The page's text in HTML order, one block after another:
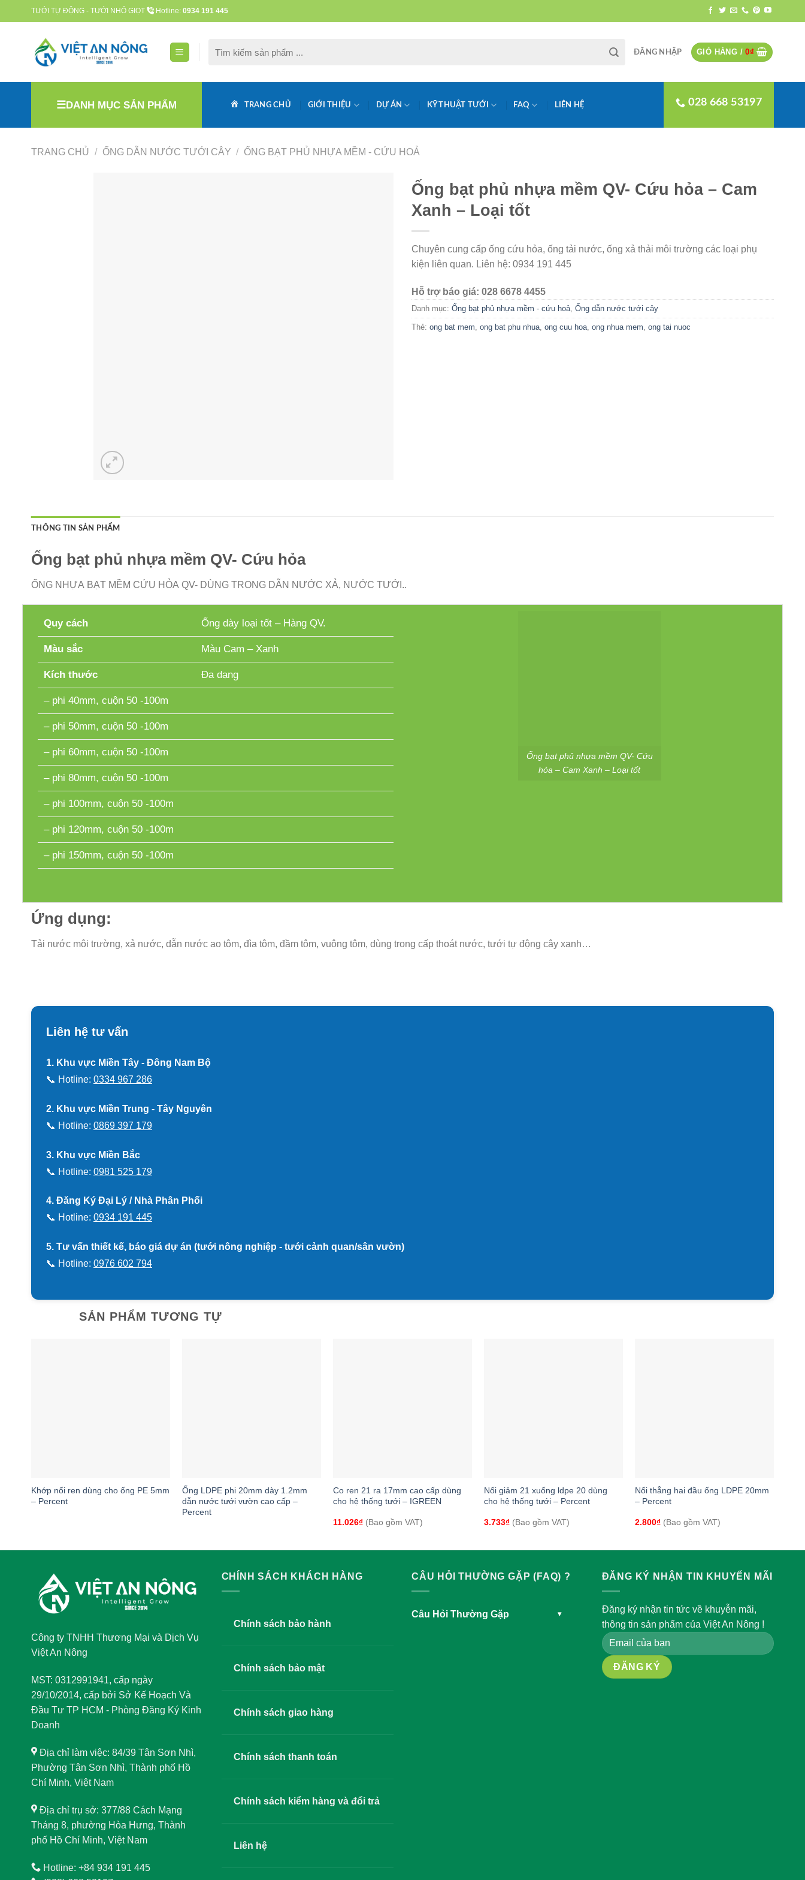
to
TƯỚI TỰ ĐỘNG - TƯỚI NHỎ GIỌT Hotline: 0934 191 445
kiếm:
ĐĂNG NHẬP GIỎ HÀNG /0₫
DANH MỤC SẢN PHẨM TRANG CHỦ GIỚI THIỆU DỰ ÁN KỸ THUẬT TƯỚI FAQ LIÊN HỆ 028 668 53197
TRANG CHỦ / ỐNG DẪN NƯỚC TƯỚI CÂY / ỐNG BẠT PHỦ NHỰA MỀM - CỨU HOẢ
Ống bạt phủ nhựa mềm QV- Cứu hỏa – Cam
Xanh – Loại tốt
Chuyên cung cấp ống cứu hỏa, ống tải nước, ống xả thải môi trường các loại phụ
kiện liên quan. Liên hệ: 0934 191 445
Hỗ trợ báo giá: 028 6678 4455
Danh mục: Ống bạt phủ nhựa mềm - cứu hoả Ống dẫn nước tưới cây
Thẻ: ong bat mem ong bat phu nhua ong cuu hoa ong nhua mem ong tai nuoc
THÔNG TIN SẢN PHẨM
Ống bạt phủ nhựa mềm QV- Cứu hỏa
ỐNG NHỰA BẠT MỀM CỨU HỎA QV- DÙNG TRONG DẪN NƯỚC XẢ, NƯỚC TƯỚI..
Quy cách Ống dày loại tốt – Hàng QV.
Màu sắc Màu Cam – Xanh
Kích thước Đa dạng
– phi 40mm, cuộn 50 -100m
– phi 50mm, cuộn 50 -100m
– phi 60mm, cuộn 50 -100m
– phi 80mm, cuộn 50 -100m
– phi 100mm, cuộn 50 -100m
– phi 120mm, cuộn 50 -100m
– phi 150mm, cuộn 50 -100m
Ống bạt phủ nhựa mềm QV- Cứu
hỏa – Cam Xanh – Loại tốt
Ứng dụng:
Tải nước môi trường, xả nước, dẫn nước ao tôm, đìa tôm, đầm tôm, vuông tôm, dùng trong cấp thoát nước, tưới tự động cây xanh…
Liên hệ tư vấn
1. Khu vực Miền Tây - Đông Nam Bộ
📞 Hotline: 0334 967 286
2. Khu vực Miền Trung - Tây Nguyên
📞 Hotline: 0869 397 179
3. Khu vực Miền Bắc
📞 Hotline: 0981 525 179
4. Đăng Ký Đại Lý / Nhà Phân Phối
📞 Hotline: 0934 191 445
5. Tư vấn thiết kế, báo giá dự án (tưới nông nghiệp - tưới cảnh quan/sân vườn)
📞 Hotline: 0976 602 794
SẢN PHẨM TƯƠNG TỰ
Khớp nối ren dùng cho ống PE 5mm
– Percent
Ống LDPE phi 20mm dày 1.2mm
dẫn nước tưới vườn cao cấp –
Percent
Co ren 21 ra 17mm cao cấp dùng
cho hệ thống tưới – IGREEN
11.026₫(Bao gồm VAT)
Nối giảm 21 xuống ldpe 20 dùng
cho hệ thống tưới – Percent
3.733₫(Bao gồm VAT)
Nối thẳng hai đầu ống LDPE 20mm
– Percent
2.800₫(Bao gồm VAT)
Công ty TNHH Thương Mại và Dịch Vụ
Việt An Nông
MST: 0312991941, cấp ngày
29/10/2014, cấp bởi Sở Kế Hoạch Và
Đầu Tư TP HCM - Phòng Đăng Ký Kinh
Doanh
Địa chỉ làm việc: 84/39 Tân Sơn Nhì,
Phường Tân Sơn Nhì, Thành phố Hồ
Chí Minh, Việt Nam
Địa chỉ trụ sở: 377/88 Cách Mạng
Tháng 8, phường Hòa Hưng, Thành
phố Hồ Chí Minh, Việt Nam
Hotline: +84 934 191 445
CHÍNH SÁCH KHÁCH HÀNG
Chính sách bảo hành
Chính sách bảo mật
Chính sách giao hàng
Chính sách thanh toán
Chính sách kiểm hàng và đổi trả
Liên hệ
CÂU HỎI THƯỜNG GẶP (FAQ) ?
Câu Hỏi Thường Gặp ▾
ĐĂNG KÝ NHẬN TIN KHUYẾN MÃI
Đăng ký nhận tin tức về khuyễn mãi,
thông tin sản phẩm của Việt An Nông !